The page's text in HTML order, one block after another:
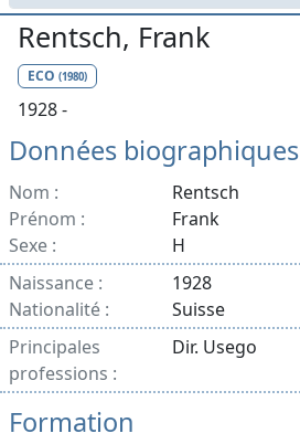
Rentsch, Frank
ECO (1980)
1928 -
Données biographiques
Nom :
Rentsch
Prénom :
Frank
Sexe :
H
Naissance :
1928
Nationalité :
Suisse
Principales
professions :
Dir. Usego
Formation